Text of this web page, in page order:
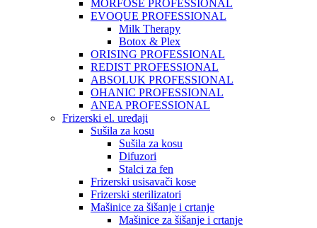
MORFOSE PROFESSIONAL
EVOQUE PROFESSIONAL
Milk Therapy
Botox & Plex
ORISING PROFESSIONAL
REDIST PROFESSIONAL
ABSOLUK PROFESSIONAL
OHANIC PROFESSIONAL
ANEA PROFESSIONAL
Frizerski el. uređaji
Sušila za kosu
Sušila za kosu
Difuzori
Stalci za fen
Frizerski usisavači kose
Frizerski sterilizatori
Mašinice za šišanje i crtanje
Mašinice za šišanje i crtanje